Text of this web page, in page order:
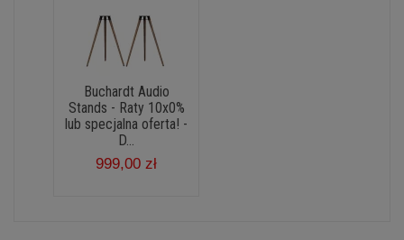
Buchardt Audio
Stands - Raty 10x0%
lub specjalna oferta! -
D...
999,00 zł